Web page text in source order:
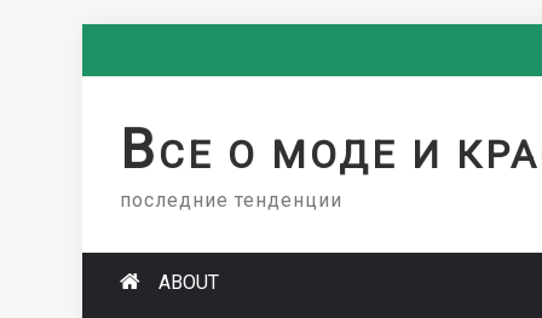
ВСЕ О МОДЕ И
последние тенденции
ABOUT